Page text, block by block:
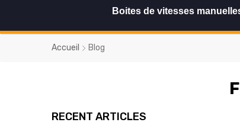
Boites de vitesses
Accueil Blog
RECENT ARTICLES